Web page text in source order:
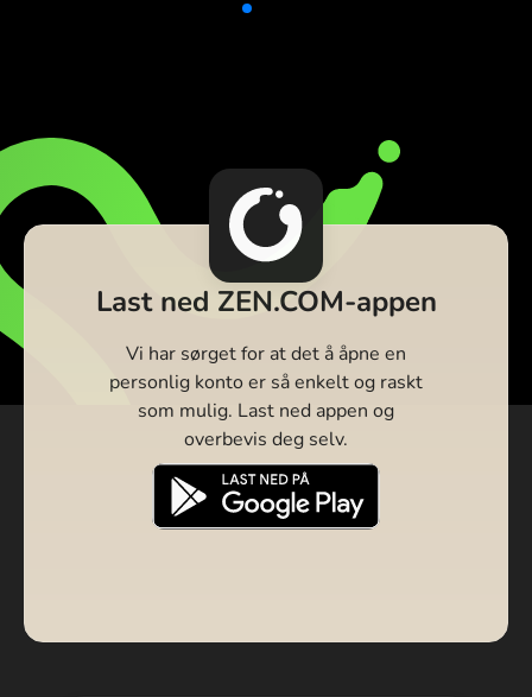
Last ned ZEN.COM-appen
Vi har sørget for at det å åpne en
personlig konto er så enkelt og raskt
som mulig. Last ned appen og
overbevis deg selv.